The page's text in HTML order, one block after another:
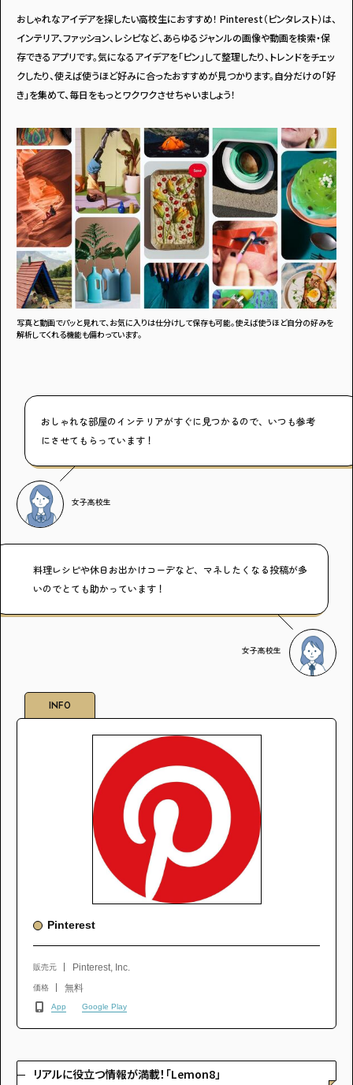
おしゃれなアイデアを探したい高校生におすすめ！ Pinterest（ピンタレスト）は、
インテリア、ファッション、レシピなど、あらゆるジャンルの画像や動画を検索・保
存できるアプリです。気になるアイデアを「ピン」して整理したり、トレンドをチェッ
クしたり、使えば使うほど好みに合ったおすすめが見つかります。自分だけの「好
き」を集めて、毎日をもっとワクワクさせちゃいましょう！
写真と動画でパッと見れて、お気に入りは仕分けして保存も可能。使えば使うほど自分の好みを
解析してくれる機能も備わっています。
おしゃれな部屋のインテリアがすぐに見つかるので、いつも参考
にさせてもらっています！
女子高校生
料理レシピや休日お出かけコーデなど、マネしたくなる投稿が多
いのでとても助かっています！
女子高校生
INFO
Pinterest
販売元 Pinterest, Inc.
価格 無料
App Google Play
リアルに役立つ情報が満載！「Lemon8」